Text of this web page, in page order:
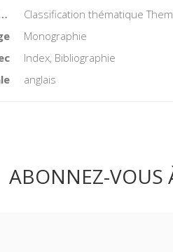
de classement sujet
Classification thématique
Monographie
Index, Bibliographie
anglais
ABONNEZ-VOUS